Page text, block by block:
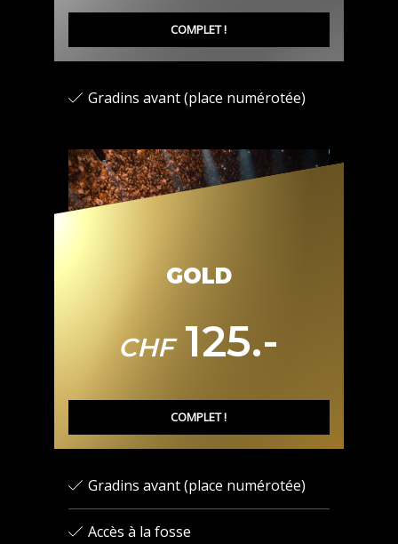
COMPLET !
Gradins avant (place numérotée)
GOLD
CHF125.-
COMPLET !
Gradins avant (place numérotée)
Accès à la fosse